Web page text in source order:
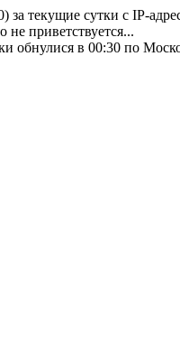
текущие сутки с IP-
приветствуется...
обнулися в 00:30 по